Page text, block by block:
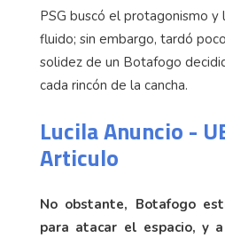
PSG buscó el protagonismo y
fluido; sin embargo, tardó
solidez de un Botafogo
cada rincón de la cancha.
Lucila Anuncio -
Articulo
No obstante, Botafogo
para atacar el espacio, y